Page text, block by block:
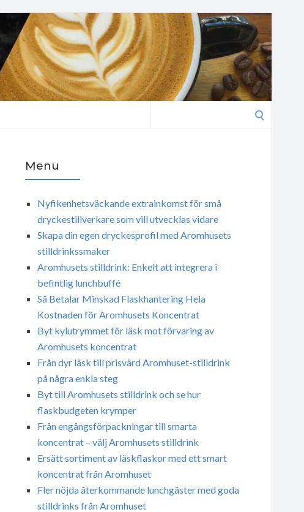
Menu
Nyfikenhetsväckande extrainkomst för små
dryckestillverkare som vill utvecklas vidare
Skapa din egen dryckesprofil med Aromhusets
stilldrinkssmaker
Aromhusets stilldrink: Enkelt att integrera i
befintlig lunchbuffé
Så Betalar Minskad Flaskhantering Hela
Kostnaden för Aromhusets Koncentrat
Byt kylutrymmet för läsk mot förvaring av
Aromhusets koncentrat
Från dyr läsk till prisvärd Aromhuset-stilldrink
på några enkla steg
Byt till Aromhusets stilldrink och se hur
flaskbudgeten krymper
Från engångsförpackningar till smarta
koncentrat – välj Aromhusets stilldrink
Ersätt sortiment av läskflaskor med ett smart
koncentrat från Aromhuset
Fler nöjda återkommande lunchgäster med goda
stilldrinks från Aromhuset